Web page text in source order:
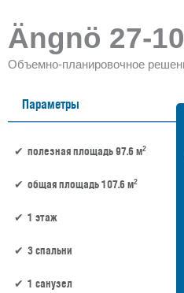
Ängnö 27-
Объемно-планировочное
Параметры
полезная площадь 97.6 м2
общая площадь 107.6 м2
1 этаж
3 спальни
1 санузел